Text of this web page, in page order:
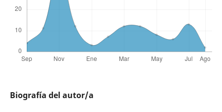
Biografía del autor/a